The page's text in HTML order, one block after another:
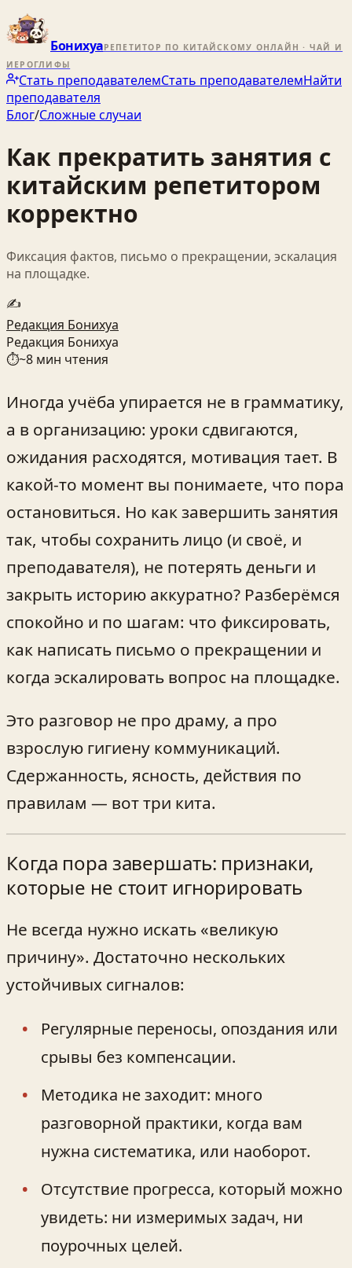
БонихуаРЕПЕТИТОР ПО КИТАЙСКОМУ ОНЛАЙН · ЧАЙ И
ИЕРОГЛИФЫ
Стать преподавателемСтать преподавателемНайти
преподавателя
Блог/Сложные случаи
Как прекратить занятия с
китайским репетитором
корректно
Фиксация фактов, письмо о прекращении, эскалация
на площадке.
✍️
Редакция Бонихуа
Редакция Бонихуа
⏱~8 мин чтения
Иногда учёба упирается не в грамматику,
а в организацию: уроки сдвигаются,
ожидания расходятся, мотивация тает. В
какой‑то момент вы понимаете, что пора
остановиться. Но как завершить занятия
так, чтобы сохранить лицо (и своё, и
преподавателя), не потерять деньги и
закрыть историю аккуратно? Разберёмся
спокойно и по шагам: что фиксировать,
как написать письмо о прекращении и
когда эскалировать вопрос на площадке.
Это разговор не про драму, а про
взрослую гигиену коммуникаций.
Сдержанность, ясность, действия по
правилам — вот три кита.
Когда пора завершать: признаки,
которые не стоит игнорировать
Не всегда нужно искать «великую
причину». Достаточно нескольких
устойчивых сигналов:
Регулярные переносы, опоздания или
срывы без компенсации.
Методика не заходит: много
разговорной практики, когда вам
нужна систематика, или наоборот.
Отсутствие прогресса, который можно
увидеть: ни измеримых задач, ни
поурочных целей.